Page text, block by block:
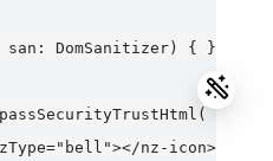
san: DomSanitizer) { }
nz-icon>`,